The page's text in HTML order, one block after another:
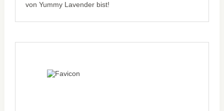
von Yummy Lavender bist!